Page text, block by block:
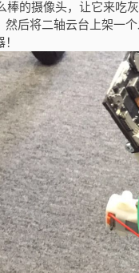
摄像头，让它来吃灰
然后将二轴云台上架一